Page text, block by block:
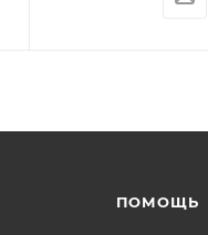
ПОМОЩЬ